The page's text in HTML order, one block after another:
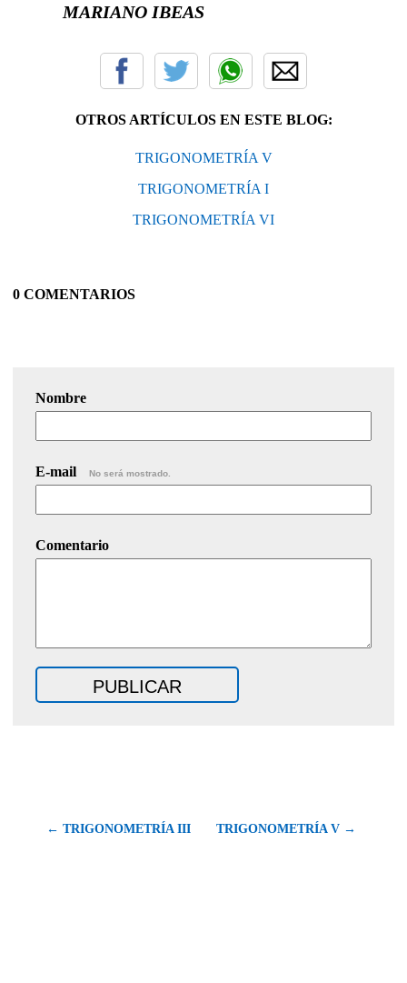
MARIANO IBEAS
OTROS ARTÍCULOS EN ESTE BLOG:
TRIGONOMETRÍA V
TRIGONOMETRÍA I
TRIGONOMETRÍA VI
0 COMENTARIOS
Nombre
E-mail No será mostrado.
Comentario
← TRIGONOMETRÍA III TRIGONOMETRÍA V →